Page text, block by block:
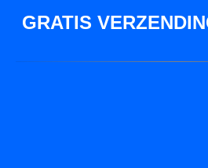
GRATIS